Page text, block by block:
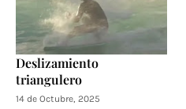
Deslizamiento
triangulero
14 de Octubre, 2025